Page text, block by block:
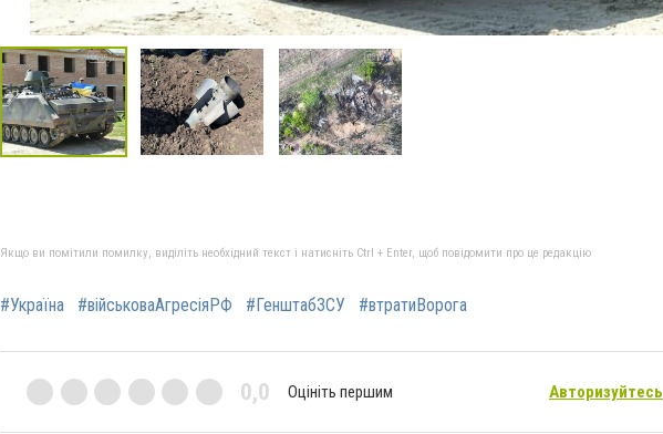
Якщо ви помітили помилку, виділіть необхідний текст і натисніть Ctrl + Enter, щоб повідомити про це редакцію
#Україна #військоваАгресіяРФ #ГенштабЗСУ #втратиВорога
0,0 Оцініть першим Авторизуйтесь